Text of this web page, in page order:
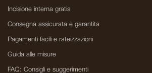
Incisione interna gratis
Consegna assicurata e garantita
Pagamenti facili e rateizzazioni
Guida alle misure
FAQ: Consigli e suggerimenti